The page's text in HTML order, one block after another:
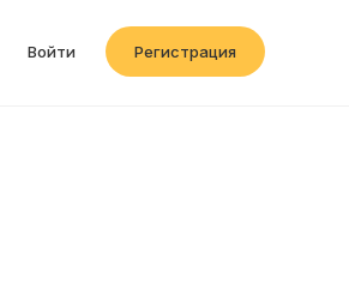
Войти Регистрация